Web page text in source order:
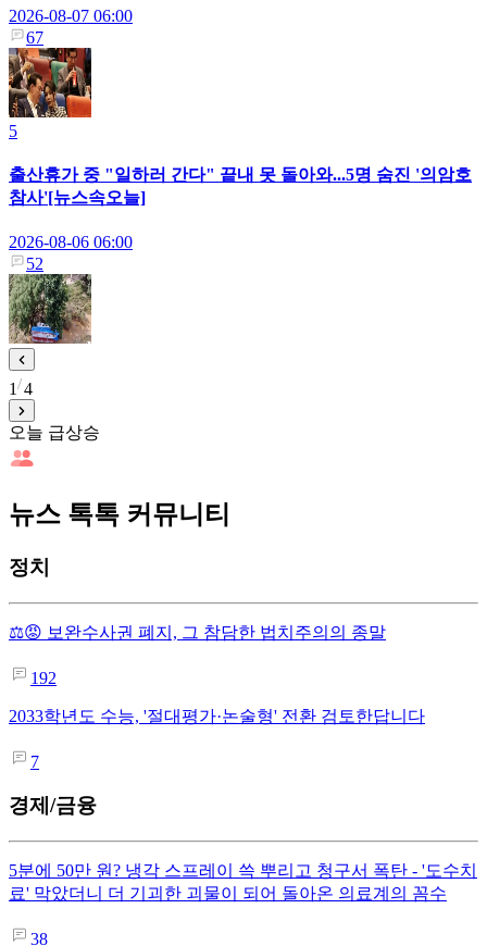
2026-08-07 06:00
67
5
출산휴가 중 "일하러 간다" 끝내 못 돌아와...5명 숨진 '의암호
참사'[뉴스속오늘]
2026-08-06 06:00
52
1 4
오늘 급상승
뉴스 톡톡 커뮤니티
정치
⚖️😡 보완수사권 폐지, 그 참담한 법치주의의 종말
192
2033학년도 수능, '절대평가·논술형' 전환 검토한답니다
7
경제/금융
5분에 50만 원? 냉각 스프레이 쓱 뿌리고 청구서 폭탄 - '도수치
료' 막았더니 더 기괴한 괴물이 되어 돌아온 의료계의 꼼수
38